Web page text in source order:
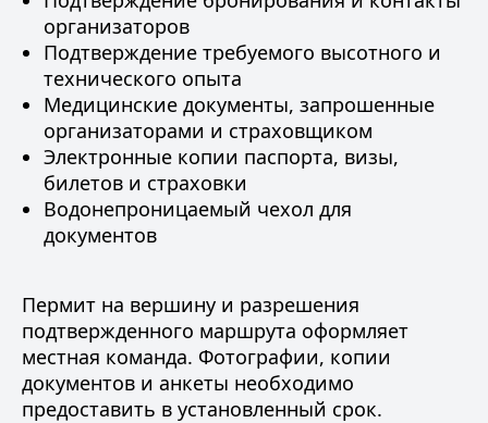
организаторов
Подтверждение требуемого высотного и
технического опыта
Медицинские документы, запрошенные
организаторами и страховщиком
Электронные копии паспорта, визы,
билетов и страховки
Водонепроницаемый чехол для
документов
Пермит на вершину и разрешения
подтвержденного маршрута оформляет
местная команда. Фотографии, копии
документов и анкеты необходимо
предоставить в установленный срок.